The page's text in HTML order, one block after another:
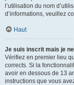
l’utilisation du nom
d’informations, veuillez
Haut
Je suis inscrit mais je
Vérifiez en premier lieu
corrects. Si la
avoir en dessous de 13
instructions que vous